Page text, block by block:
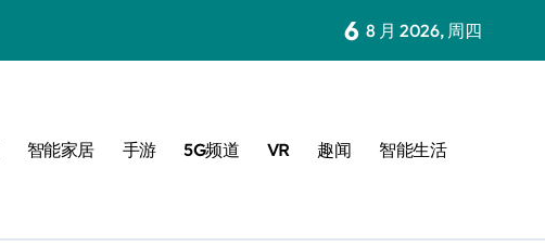
6 8 月 2026, 周四
智能家居 手游 5G频道 VR 趣闻 智能生活